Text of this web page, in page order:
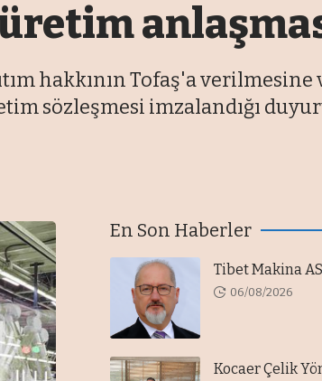
hakkının Tofaş'a
sözleşmesi imzalandığı
En Son Haberler
Tibet Makina
06/08/2026
Kocaer Çelik